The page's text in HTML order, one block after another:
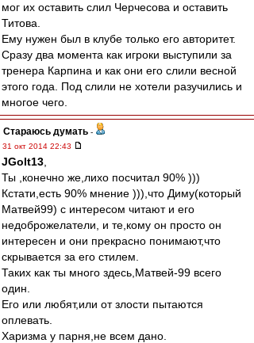
мог их оставить слил Черчесова и оставить
Титова.
Ему нужен был в клубе только его авторитет.
Сразу два момента как игроки выступили за
тренера Карпина и как они его слили весной
этого года. Под слили не хотели разучились и
многое чего.
Стараюсь думать -
31 окт 2014 22:43
JGolt13
Ты ,конечно же,лихо посчитал 90% )))
Кстати,есть 90% мнение ))),что Диму(который
Матвей99) с интересом читают и его
недоброжелатели, и те,кому он просто он
интересен и они прекрасно понимают,что
скрывается за его стилем.
Таких как ты много здесь,Матвей-99 всего
один.
Его или любят,или от злости пытаются
оплевать.
Харизма у парня,не всем дано.